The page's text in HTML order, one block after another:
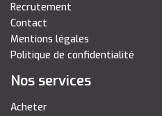
Recrutement
Contact
Mentions légales
Politique de confidentialité
Nos services
Acheter